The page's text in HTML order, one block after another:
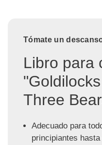
Tómate un
Libro para
Three
Adecuado para
principiantes